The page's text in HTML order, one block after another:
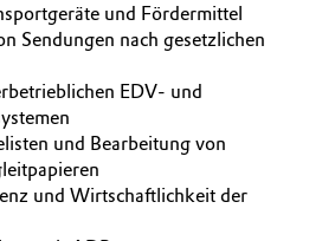
und Fördermittel
Sendungen nach gesetzlichen
EDV- und
und Bearbeitung von
und Wirtschaftlichkeit der